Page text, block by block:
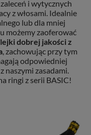
i wytycznych
z włosami. Idealnie
lub dla mniej
możemy zaoferować
dobrej jakości z
, zachowując przy tym
odpowiedniej
naszymi zasadami.
ringi z serii BASIC!